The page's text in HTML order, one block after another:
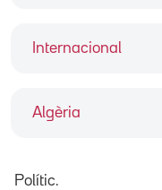
Internacional
Algèria
Polític.